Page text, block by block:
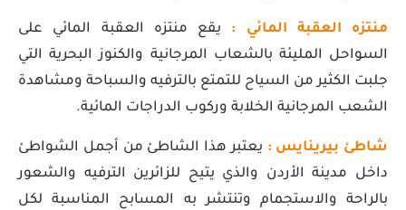
منتزه العقبة المائي : يقع منتزه العقبة المائي على
السواحل المليئة بالشعاب المرجانية والكنوز البحرية التي
جلبت الكثير من السياح للتمتع بالترفيه والسباحة ومشاهدة
الشعب المرجانية الخلابة وركوب الدراجات المائية.
شاطئ بيرينايس : يعتبر هذا الشاطئ من أجمل الشواطئ
داخل مدينة الأردن والذي يتيح للزائرين الترفيه والشعور
بالراحة والاستجمام وتنتشر به المسابح المناسبة لكل